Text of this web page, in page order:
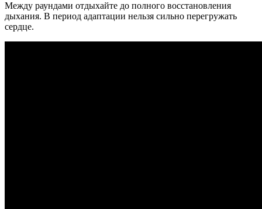
Между раундами отдыхайте до полного восстановления
дыхания. В период адаптации нельзя сильно перегружать
сердце.